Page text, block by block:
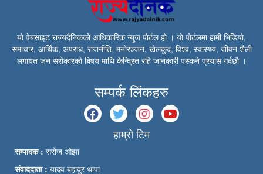
यो वेबसाइट राज्यदैनिकको आधिकारिक न्युज पोर्टल हो । यो पोर्टलमा हामी भिडियो,
समाचार, आर्थिक, अपराध, राजनीति, मनोरञ्जन, खेलकुद, विश्व, स्वास्थ्य, जीवन शैली
लगायत जन सरोकारको बिषय माथि केन्द्रित रहि जानकारी पस्कने प्रयास गर्दछौ ।
सम्पर्क लिंकहरु
हाम्रो टिम
सम्पादक : सरोज ओझा
संवाददाता : यादव बहादुर थापा